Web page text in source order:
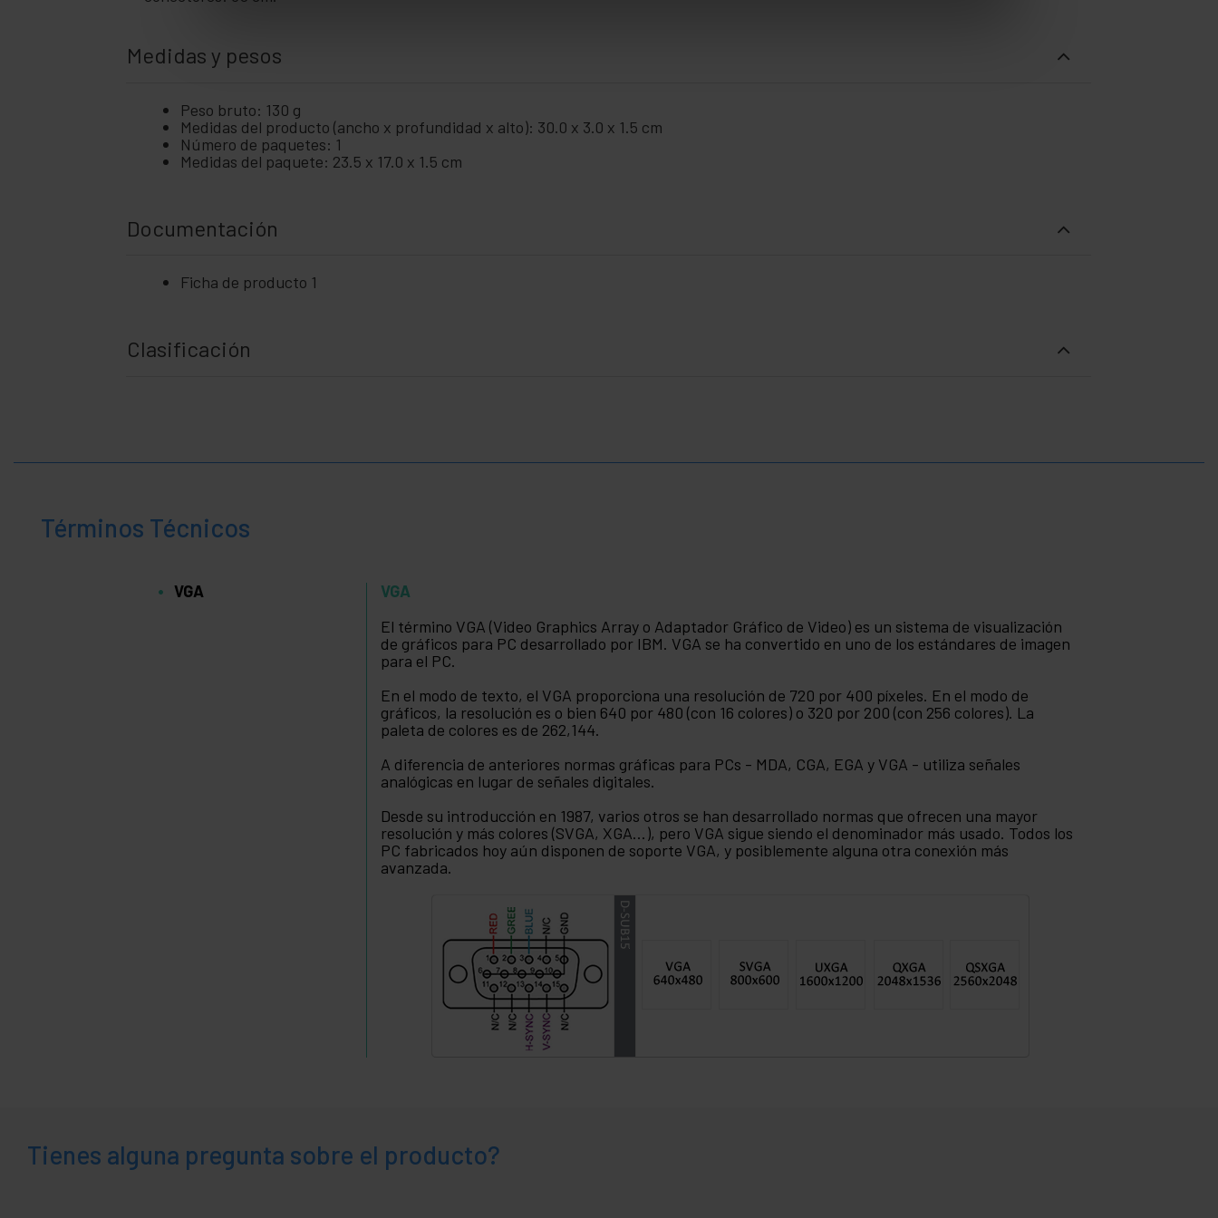
Medidas y pesos
Peso bruto: 130 g
Medidas del producto (ancho x profundidad x alto): 30.0 x 3.0 x 1.5 cm
Número de paquetes: 1
Medidas del paquete: 23.5 x 17.0 x 1.5 cm
Documentación
Ficha de producto 1
Clasificación
Términos Técnicos
VGA
VGA
El término VGA (Video Graphics Array o Adaptador Gráfico de Video) es un sistema de visualización
de gráficos para PC desarrollado por IBM. VGA se ha convertido en uno de los estándares de imagen
para el PC.
En el modo de texto, el VGA proporciona una resolución de 720 por 400 píxeles. En el modo de
gráficos, la resolución es o bien 640 por 480 (con 16 colores) o 320 por 200 (con 256 colores). La
paleta de colores es de 262,144.
A diferencia de anteriores normas gráficas para PCs - MDA, CGA, EGA y VGA - utiliza señales
analógicas en lugar de señales digitales.
Desde su introducción en 1987, varios otros se han desarrollado normas que ofrecen una mayor
resolución y más colores (SVGA, XGA...), pero VGA sigue siendo el denominador más usado. Todos los
PC fabricados hoy aún disponen de soporte VGA, y posiblemente alguna otra conexión más
avanzada.
Tienes alguna pregunta sobre el producto?